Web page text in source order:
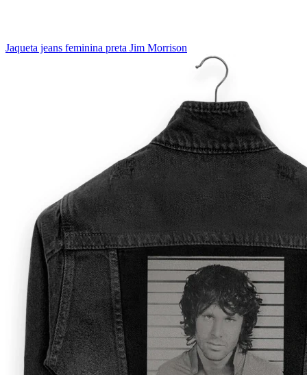
Jaqueta jeans feminina preta Jim Morrison